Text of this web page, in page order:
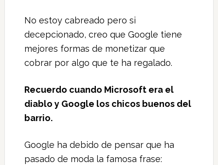
No estoy cabreado pero si
decepcionado, creo que Google tiene
mejores formas de monetizar que
cobrar por algo que te ha regalado.
Recuerdo cuando Microsoft era el
diablo y Google los chicos buenos del
barrio.
Google ha debido de pensar que ha
pasado de moda la famosa frase: